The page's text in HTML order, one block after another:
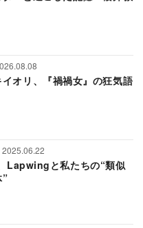
イオリ、『禍禍女』の狂気語
2025.06.22
Lapwingと私たちの“類似